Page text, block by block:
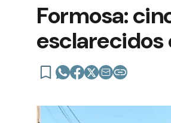
Formosa:
esclarecidos